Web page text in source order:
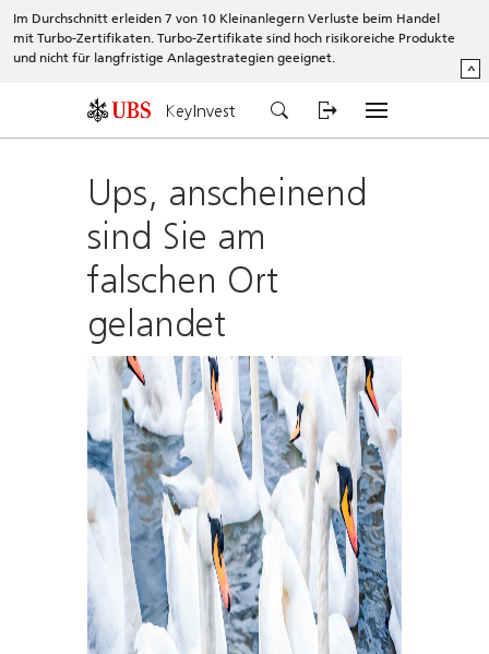
Im Durchschnitt erleiden 7 von 10 Kleinanlegern Verluste beim Handel
mit Turbo-Zertifikaten. Turbo-Zertifikate sind hoch risikoreiche Produkte
und nicht für langfristige Anlagestrategien geeignet.
^
KeyInvest
Ups, anscheinend
sind Sie am
falschen Ort
gelandet